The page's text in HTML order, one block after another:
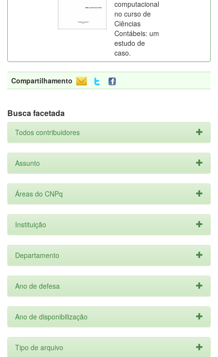
computacional
no curso de
Ciências
Contábeis: um
estudo de
caso.
Compartilhamento
Busca facetada
Todos contribuidores
Assunto
Áreas do CNPq
Instituição
Departamento
Ano de defesa
Ano de disponibilização
Tipo de arquivo